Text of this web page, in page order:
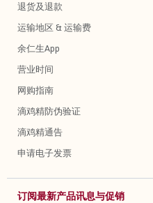
退货及退款
运输地区 & 运输费
余仁生App
营业时间
网购指南
滴鸡精防伪验证
滴鸡精通告
申请电子发票
订阅最新产品讯息与促销